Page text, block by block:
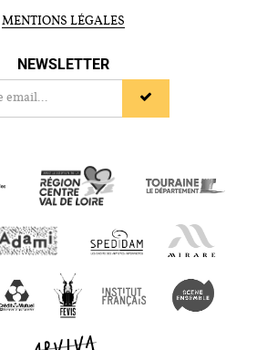
MENTIONS LÉGALES
NEWSLETTER